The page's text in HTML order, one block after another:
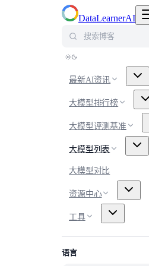
DataLearnerAI
最新AI资讯
大模型排行榜
大模型评测基准
大模型列表
大模型对比
资源中心
工具
语言